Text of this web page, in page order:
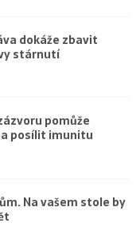
dokáže zbavit
stárnutí
pomůže
posílit imunitu
Na vašem stole by